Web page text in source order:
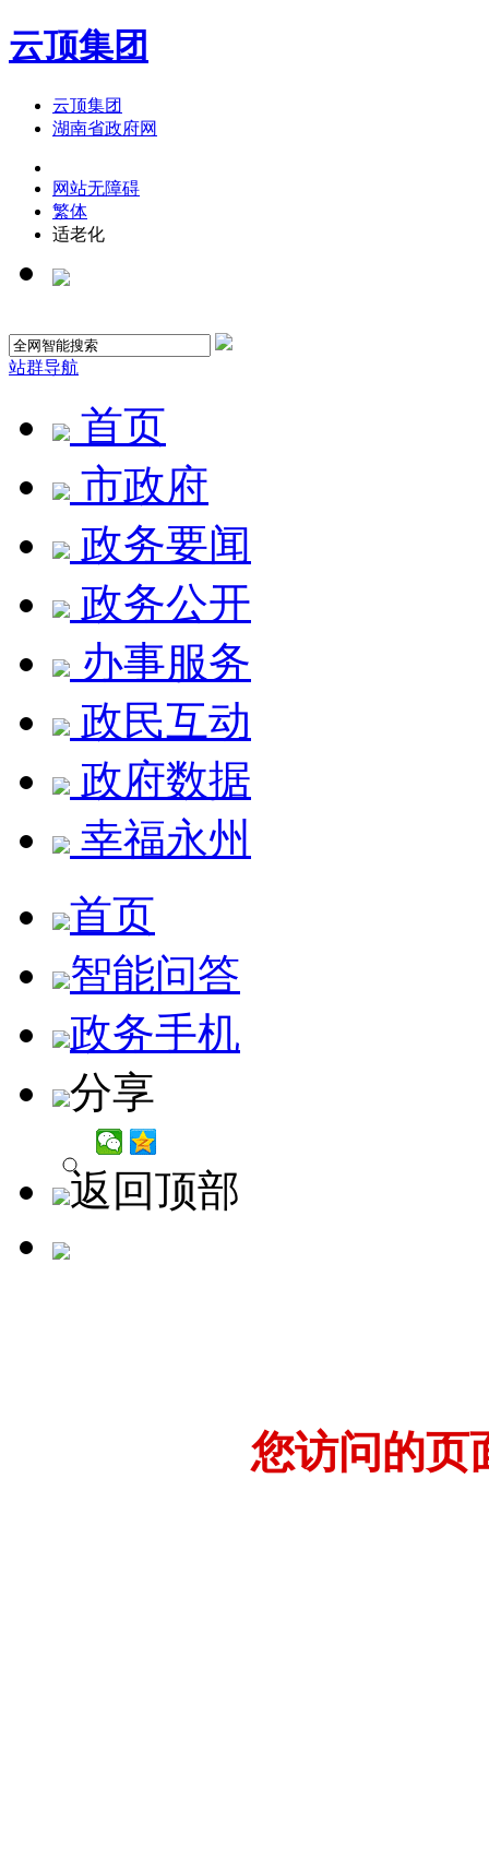
云顶集团
云顶集团
湖南省政府网
网站无障碍
繁体
适老化
站群导航
首页
市政府
政务要闻
政务公开
办事服务
政民互动
政府数据
幸福永州
首页
智能问答
政务手机
分享
返回顶部
您访问的页